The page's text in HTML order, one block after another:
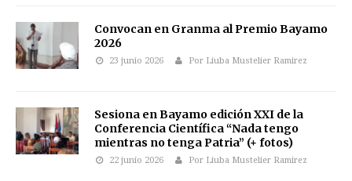
Convocan en Granma al Premio Bayamo
2026
23 junio 2026 Por Liuba Mustelier Ramirez
Sesiona en Bayamo edición XXI de la
Conferencia Científica “Nada tengo
mientras no tenga Patria” (+ fotos)
22 junio 2026 Por Liuba Mustelier Ramirez